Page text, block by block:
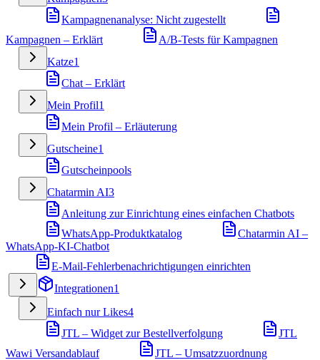
Kampagnenanalyse: Nicht zugestellt
Kampagnen – Erklärt
A/B-Tests für Kampagnen
Katze1
Chat – Erklärt
Mein Profil1
Mein Profil – Erläuterung
Gutscheine1
Gutscheinpools
Chatarmin AI3
Anleitung zur Einrichtung eines einfachen Chatbots
WhatsApp-Produktkatalog
Chatarmin AI –
WhatsApp-KI-Chatbot
E-Mail-Fehlerbenachrichtigungen einrichten
Integrationen1
Einfach nur Likes4
JTL – Widget zur Bestellverfolgung
JTL
Wawi Versandablauf
JTL – Umsatzzuordnung